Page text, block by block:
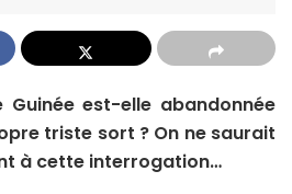
Guinée est-elle abandonnée
triste sort ? On ne saurait
à cette interrogation…